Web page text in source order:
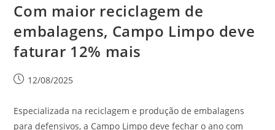
Com maior reciclagem de
embalagens, Campo Limpo deve
faturar 12% mais
12/08/2025
Especializada na reciclagem e produção de embalagens
para defensivos, a Campo Limpo deve fechar o ano com